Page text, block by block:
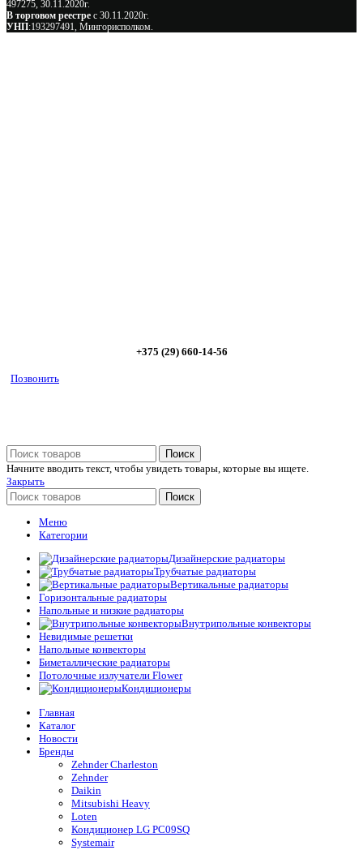
497275, 30.11.2020г.
В торговом реестре с 30.11.2020г.
УНП:193297491, Мингорисполком.
+375 (29) 660-14-56
Позвонить
Поиск
Начните вводить текст, чтобы увидеть товары, которые вы ищете.
Закрыть
Поиск
Меню
Категории
Дизайнерские радиаторы
Трубчатые радиаторы
Вертикальные радиаторы
Горизонтальные радиаторы
Напольные и низкие радиаторы
Внутрипольные конвекторы
Невидимые решетки
Напольные конвекторы
Биметаллические радиаторы
Потолочные излучатели Flower
Кондиционеры
Главная
Каталог
Новости
Бренды
Zehnder Charleston
Zehnder
Daikin
Mitsubishi Heavy
Loten
Кондиционер LG PC09SQ
Systemair